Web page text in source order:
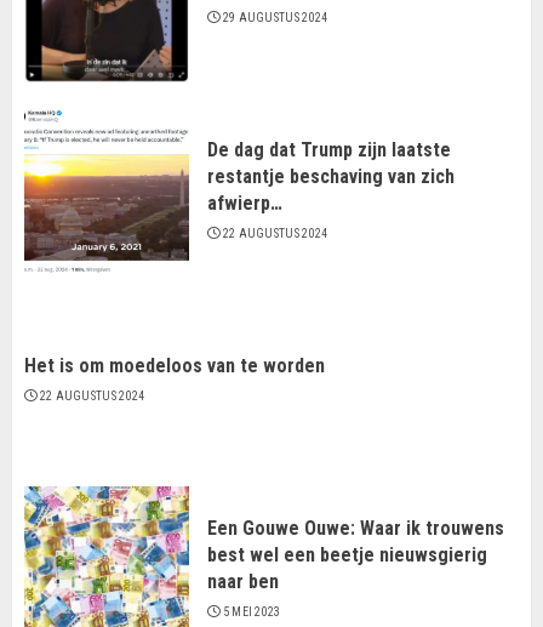
29 AUGUSTUS 2024
De dag dat Trump zijn laatste
restantje beschaving van zich
afwierp…
22 AUGUSTUS 2024
Het is om moedeloos van te worden
22 AUGUSTUS 2024
Een Gouwe Ouwe: Waar ik trouwens
best wel een beetje nieuwsgierig
naar ben
5 MEI 2023